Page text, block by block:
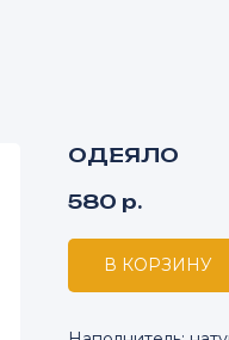
ОДЕЯЛО
580 р.
В КОРЗИНУ